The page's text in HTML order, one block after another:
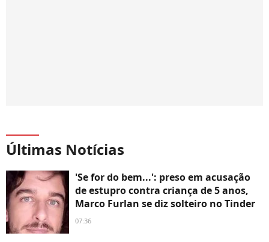
Últimas Notícias
'Se for do bem...': preso em acusação
de estupro contra criança de 5 anos,
Marco Furlan se diz solteiro no Tinder
07:36